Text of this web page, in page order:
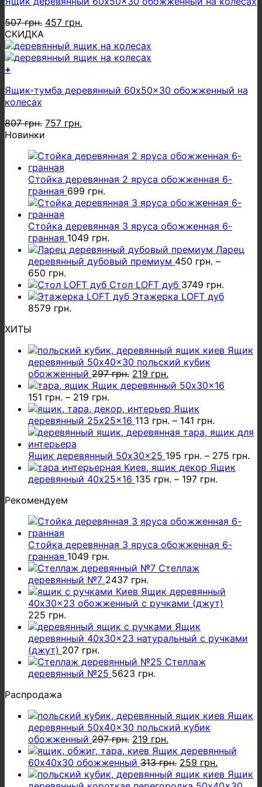
507грн. Первоначальная
составляла
507 грн..
457 грн.
457 грн..
СКИДКА
+
Ящик-тумба деревянный 60x50x30 обожженный на
колесах
807грн. Первоначальная
807 грн..
757 грн.
Новинки
Стойка деревянная 2 яруса обожженная 6-
гранная 699 грн.
Стойка деревянная 3 яруса обожженная 6-
гранная 1049 грн.
Ларец
деревянный дубовый премиум 450 грн. –
650 грн.
Стол LOFT дуб 3749 грн.
Этажерка LOFT дуб
8579 грн.
ХИТЫ
Ящик
деревянный 50x40x30 польский кубик
обожженный 297грн. Первоначальная
цена
297 грн..
219 грн.
цена:
Ящик деревянный 50x30x16
151 грн. – 219 грн.
Ящик
деревянный 25x25x16 113 грн. – 141 грн.
Ящик деревянный 50x30x25 195 грн. – 275 грн.
Ящик
деревянный 40x25x16 135 грн. – 197 грн.
Рекомендуем
Стойка деревянная 3 яруса обожженная 6-
гранная 1049 грн.
Стеллаж
деревянный №7 2437 грн.
Ящик деревянный
40x30x23 обожженный с ручками (джут)
225 грн.
Ящик
деревянный 40x30x23 натуральный с ручками
(джут) 207 грн.
Стеллаж
деревянный №25 5623 грн.
Распродажа
Ящик
деревянный 50x40x30 польский кубик
обожженный 297грн. Первоначальная
цена
составляла
297 грн..
219 грн.
цена:
219 грн..
Ящик деревянный
60х40х30 обожженный 313грн. Первоначальная
цена
259 грн.
цена:Ящик